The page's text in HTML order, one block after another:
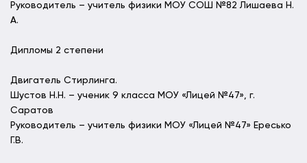
Руководитель – учитель физики МОУ СОШ №82 Лишаева Н.
А.
Дипломы 2 степени
Двигатель Стирлинга.
Шустов Н.Н. – ученик 9 класса МОУ «Лицей №47», г.
Саратов
Руководитель – учитель физики МОУ «Лицей №47» Ересько
Г.В.